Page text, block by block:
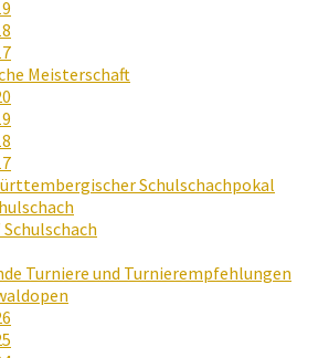
Meisterschaft
Schulschachpokal
Schulschach
Turniere und Turnierempfehlungen